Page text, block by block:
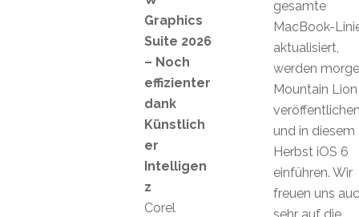
gesamte
MacBook-
aktualisiert,
werden
Mountain Lion
und in diesem
Herbst iOS 6
einführen. Wir
freuen uns
Graphics
Suite 2026
– Noch
effizienter
dank
Künstlich
er
Intelligen
z
Corel